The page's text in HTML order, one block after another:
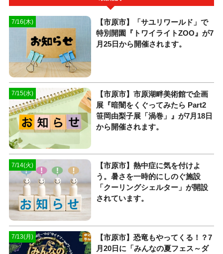
7/16(木)
【市原市】「サユリワールド」で
特別開園『トワイライトZOO』が7
月25日から開催されます。
7/15(水)
【市原市】市原湖畔美術館で企画
展『暗闇をくぐってみたら Part2
笹岡由梨子展「渦巻」』が7月18日
から開催されます。
7/14(火)
【市原市】熱中症に気を付けよ
う。暑さを一時的にしのぐ施設
「クーリングシェルター」が開設
されています。
7/13(月)
【市原市】恐竜もやってくる！？7
月20日に「みんなの夏フェス～ダ